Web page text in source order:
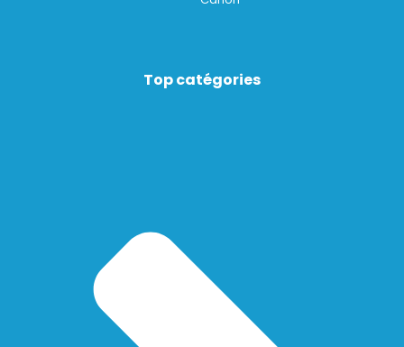
Top catégories